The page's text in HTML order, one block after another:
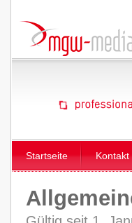
Startseite Kontakt